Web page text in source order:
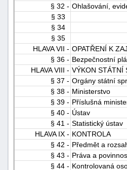
§ 32 - Ohlašování,
§ 33
§ 34
§ 35
HLAVA VII - OPATŘENÍ K
§ 36 - Bezpečnostní
HLAVA VIII - VÝKON STÁTNÍ
§ 37 - Orgány státní
§ 38 - Ministerstvo
§ 39 - Příslušná
§ 40 - Ústav
§ 41 - Statistický ústav
HLAVA IX - KONTROLA
§ 42 - Předmět a
§ 43 - Práva a
§ 44 - Kontrolovaná